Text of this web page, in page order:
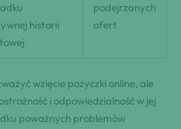
historii
podejrzanych
ofert
wzięcie pożyczki online, ale
i odpowiedzialność w jej
poważnych problemów